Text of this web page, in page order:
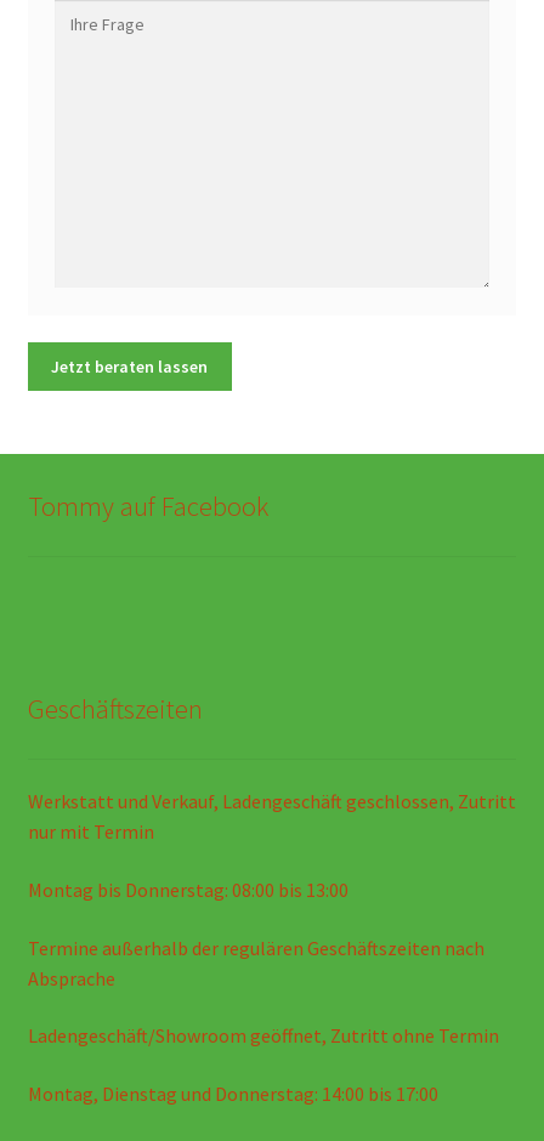
Tommy auf Facebook
Geschäftszeiten
Werkstatt und Verkauf, Ladengeschäft geschlossen, Zutritt
nur mit Termin
Montag bis Donnerstag: 08:00 bis 13:00
Termine außerhalb der regulären Geschäftszeiten nach
Absprache
Ladengeschäft/Showroom geöffnet, Zutritt ohne Termin
Montag, Dienstag und Donnerstag: 14:00 bis 17:00